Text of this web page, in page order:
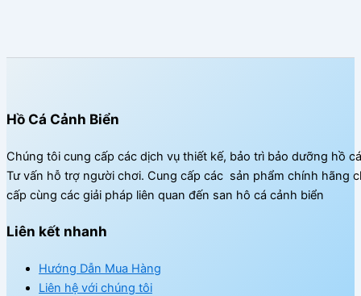
Hồ Cá Cảnh Biển
Chúng tôi cung cấp các dịch vụ thiết kế, bảo trì bảo dưỡng hồ
Tư vấn hỗ trợ người chơi. Cung cấp các sản phẩm chính hãng
cấp cùng các giải pháp liên quan đến san hô cá cảnh biển
Liên kết nhanh
Hướng Dẫn Mua Hàng
Liên hệ với chúng tôi